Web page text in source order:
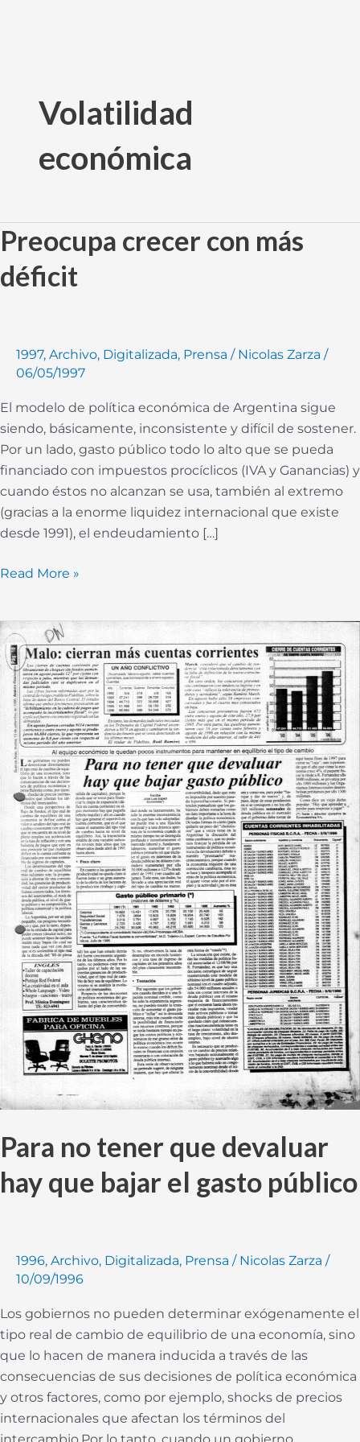
contenidoVolatilidad
económica
Preocupa crecer con más
déficit
1997, Archivo, Digitalizada, Prensa / Nicolas Zarza /
06/05/1997
El modelo de política económica de Argentina sigue
siendo, básicamente, inconsistente y difícil de sostener.
Por un lado, gasto público todo lo alto que se pueda
financiado con impuestos procíclicos (IVA y Ganancias) y
cuando éstos no alcanzan se usa, también al extremo
(gracias a la enorme liquidez internacional que existe
desde 1991), el endeudamiento […]
Preocupa
crecer
con
Read More »
Para no tener que devaluar
hay que bajar el gasto público
1996, Archivo, Digitalizada, Prensa / Nicolas Zarza /
10/09/1996
Los gobiernos no pueden determinar exógenamente el
tipo real de cambio de equilibrio de una economía, sino
que lo hacen de manera inducida a través de las
consecuencias de sus decisiones de política económica
y otros factores, como por ejemplo, shocks de precios
internacionales que afectan los términos del
Para
no
tener
que
devaluar
hay
que
bajar
gasto
público